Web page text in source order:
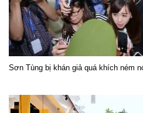
Sơn Tùng bị khán giả quá khích ném